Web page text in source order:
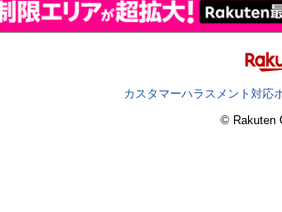
カスタマーハラスメント対応
© Rakuten